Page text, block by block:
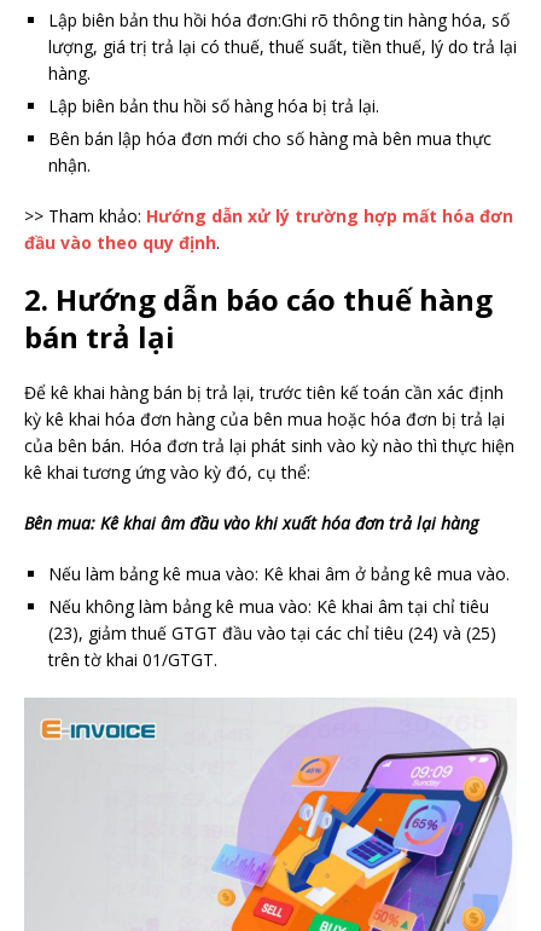
Lập biên bản thu hồi hóa đơn:Ghi rõ thông tin hàng hóa, số
lượng, giá trị trả lại có thuế, thuế suất, tiền thuế, lý do trả lại
hàng.
Lập biên bản thu hồi số hàng hóa bị trả lại.
Bên bán lập hóa đơn mới cho số hàng mà bên mua thực
nhận.
>> Tham khảo: Hướng dẫn xử lý trường hợp mất hóa đơn
đầu vào theo quy định.
2. Hướng dẫn báo cáo thuế hàng
bán trả lại
Để kê khai hàng bán bị trả lại, trước tiên kế toán cần xác định
kỳ kê khai hóa đơn hàng của bên mua hoặc hóa đơn bị trả lại
của bên bán. Hóa đơn trả lại phát sinh vào kỳ nào thì thực hiện
kê khai tương ứng vào kỳ đó, cụ thể:
Bên mua: Kê khai âm đầu vào khi xuất hóa đơn trả lại hàng
Nếu làm bảng kê mua vào: Kê khai âm ở bảng kê mua vào.
Nếu không làm bảng kê mua vào: Kê khai âm tại chỉ tiêu
(23), giảm thuế GTGT đầu vào tại các chỉ tiêu (24) và (25)
trên tờ khai 01/GTGT.